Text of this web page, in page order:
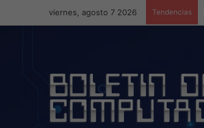
viernes, agosto 7 2026 Tendencias